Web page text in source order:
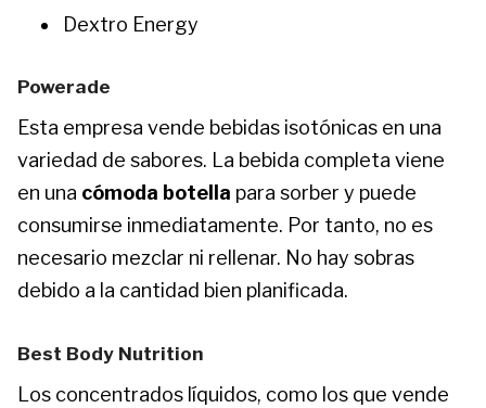
Dextro Energy
Powerade
Esta empresa vende bebidas isotónicas en una
variedad de sabores. La bebida completa viene
en una cómoda botella para sorber y puede
consumirse inmediatamente. Por tanto, no es
necesario mezclar ni rellenar. No hay sobras
debido a la cantidad bien planificada.
Best Body Nutrition
Los concentrados líquidos, como los que vende